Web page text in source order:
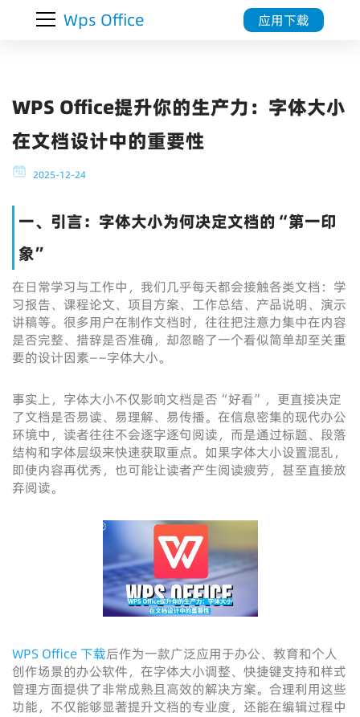
Wps Office 应用下载
WPS Office提升你的生产力：字体大小
在文档设计中的重要性
2025-12-24
一、引言：字体大小为何决定文档的“第一印
象”
在日常学习与工作中，我们几乎每天都会接触各类文档：学
习报告、课程论文、项目方案、工作总结、产品说明、演示
讲稿等。很多用户在制作文档时，往往把注意力集中在内容
是否完整、措辞是否准确，却忽略了一个看似简单却至关重
要的设计因素——字体大小。
事实上，字体大小不仅影响文档是否“好看”，更直接决定
了文档是否易读、易理解、易传播。在信息密集的现代办公
环境中，读者往往不会逐字逐句阅读，而是通过标题、段落
结构和字体层级来快速获取重点。如果字体大小设置混乱，
即使内容再优秀，也可能让读者产生阅读疲劳，甚至直接放
弃阅读。
WPS Office 下载后作为一款广泛应用于办公、教育和个人
创作场景的办公软件，在字体大小调整、快捷键支持和样式
管理方面提供了非常成熟且高效的解决方案。合理利用这些
功能，不仅能够显著提升文档的专业度，还能在编辑过程中